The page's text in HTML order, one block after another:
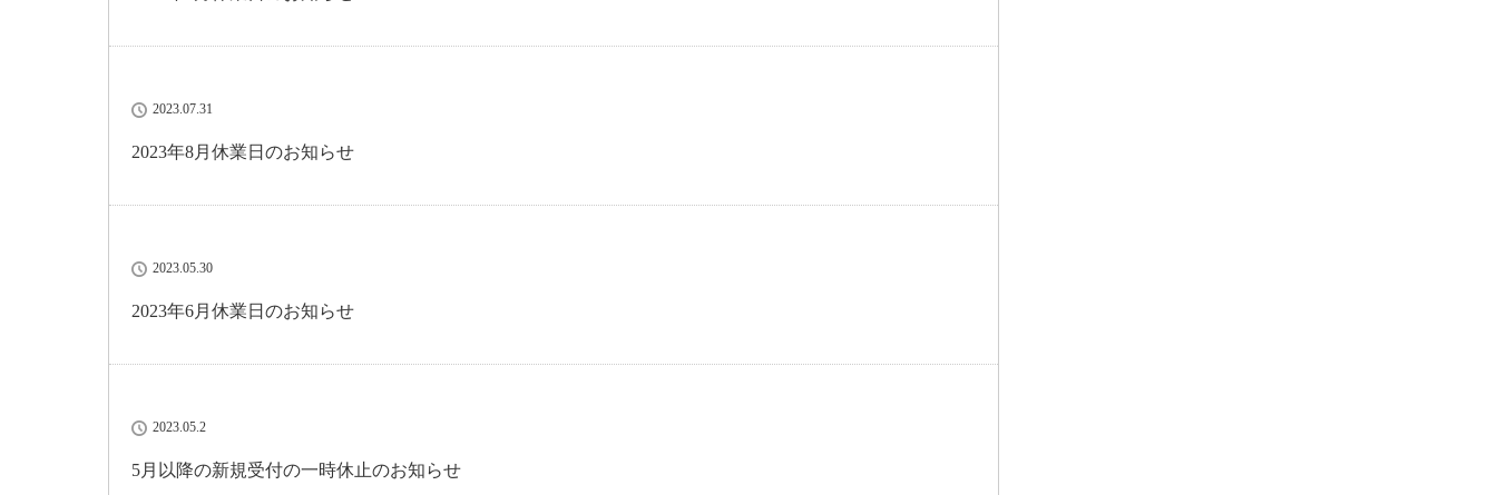
2023.07.31
2023年8月休業日のお知らせ
2023.05.30
2023年6月休業日のお知らせ
2023.05.2
5月以降の新規受付の一時休止のお知らせ